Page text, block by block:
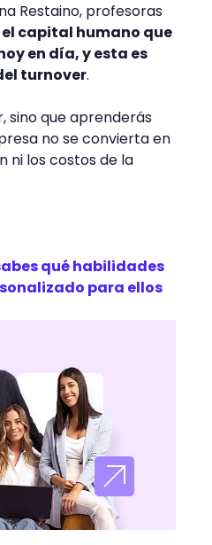
Restaino, profesoras
el capital humano que
en día, y esta es
turnover.
sino que aprenderás
no se convierta en
ni los costos de la
qué habilidades
para ellos